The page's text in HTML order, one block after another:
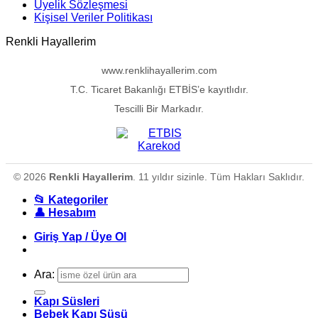
Üyelik Sözleşmesi
Kişisel Veriler Politikası
Renkli Hayallerim
www.renklihayallerim.com
T.C. Ticaret Bakanlığı ETBİS’e kayıtlıdır.
Tescilli Bir Markadır.
© 2026 Renkli Hayallerim . 11 yıldır sizinle. Tüm Hakları Saklıdır.
📂 Kategoriler
👤 Hesabım
Giriş Yap / Üye Ol
Ara:
Kapı Süsleri
Bebek Kapı Süsü